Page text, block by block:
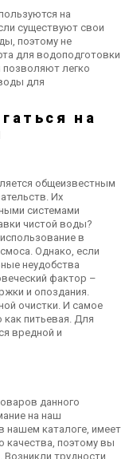
на
существуют свои
поэтому не
для водоподготовки
позволяют легко
для
на
общеизвестным
Их
системами
чистой воды?
в
Однако, если
неудобства
фактор –
и опоздания.
очистки. И самое
как питьевая. Для
вредной и
данного
на наш
нашем каталоге, имеет
качества, поэтому вы
трудности